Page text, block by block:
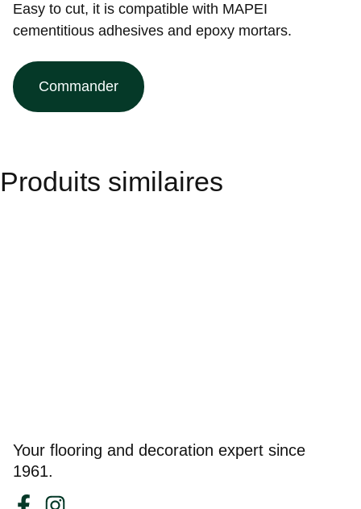
Easy to cut, it is compatible with MAPEI
cementitious adhesives and epoxy mortars.
Commander
Produits similaires
Your flooring and decoration expert since
1961.